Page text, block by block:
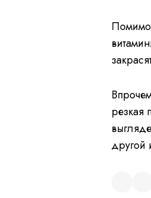
Помимо
резкая
другой